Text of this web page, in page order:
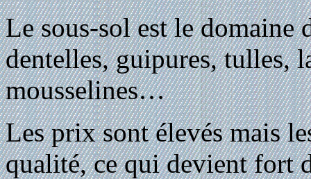
Le sous-sol est le domaine
dentelles, guipures, tulles,
mousselines…
Les prix sont élevés mais
qualité, ce qui devient fort